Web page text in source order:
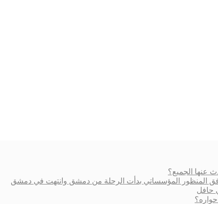
عنها الجميع؟
وفق المنظور المؤسساتي بدأت الرحلة من دمشق وانتهت في دمشق
حافل